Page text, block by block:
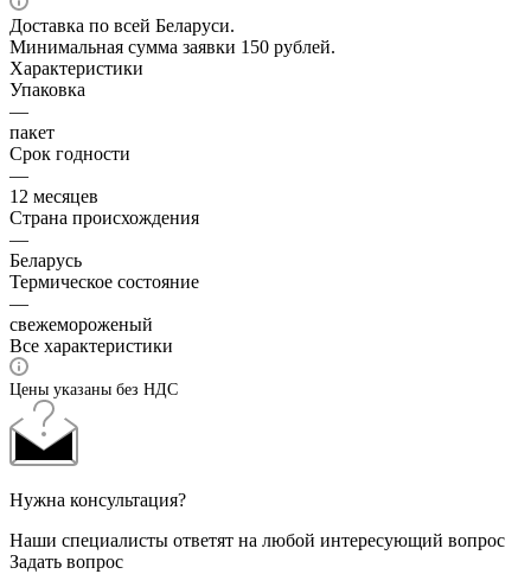
Доставка по всей Беларуси.
Минимальная сумма заявки 150 рублей.
Характеристики
Упаковка
—
пакет
Срок годности
—
12 месяцев
Страна происхождения
—
Беларусь
Термическое состояние
—
свежемороженый
Все характеристики
Цены указаны без НДС
Нужна консультация?
Наши специалисты ответят на любой интересующий вопрос
Задать вопрос